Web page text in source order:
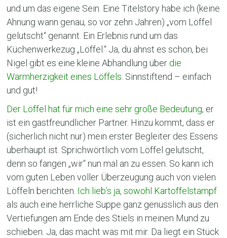
und um das eigene Sein. Eine Titelstory habe ich (keine
Ahnung wann genau, so vor zehn Jahren) „vom Löffel
gelutscht“ genannt. Ein Erlebnis rund um das
Küchenwerkezug „Löffel.“ Ja, du ahnst es schon, bei
Nigel gibt es eine kleine Abhandlung über die
Warmherzigkeit eines Löffels. Sinnstiftend – einfach
und gut!
Der Löffel hat für mich eine sehr große Bedeutung, er
ist ein gastfreundlicher Partner. Hinzu kommt, dass er
(sicherlich nicht nur) mein erster Begleiter des Essens
überhaupt ist. Sprichwörtlich vom Löffel gelutscht,
denn so fangen „wir“ nun mal an zu essen. So kann ich
vom guten Leben voller Überzeugung auch von vielen
Löffeln berichten. Ich lieb’s ja, sowohl Kartoffelstampf
als auch eine herrliche Suppe ganz genüsslich aus den
Vertiefungen am Ende des Stiels in meinen Mund zu
schieben. Ja, das macht was mit mir. Da liegt ein Stück